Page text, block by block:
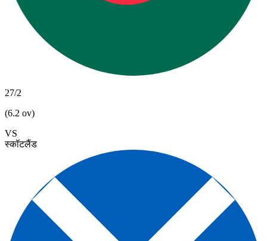
27/2
(6.2 ov)
VS
स्कॉटलैंड